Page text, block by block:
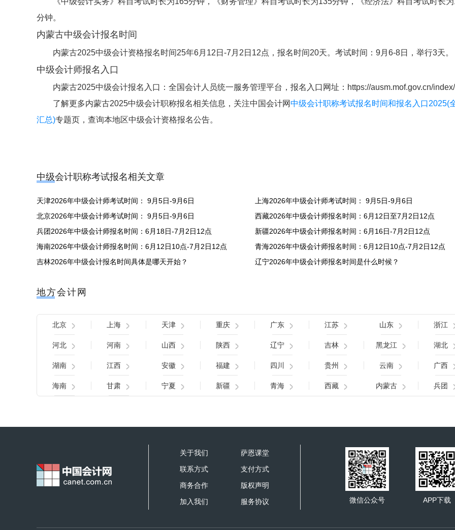
分钟。
内蒙古中级会计报名时间
内蒙古2025中级会计资格报名时间25年6月12日-7月2日12点，报名时间20天。考试时间：9月6-8日，举行3天。
中级会计师报名入口
内蒙古2025中级会计报名入口：全国会计人员统一服务管理平台，报名入口网址：https://ausm.mof.gov.cn/index/
了解更多内蒙古2025中级会计职称报名相关信息，关注中国会计网中级会计职称考试报名时间和报名入口2025(
汇总)专题页，查询本地区中级会计资格报名公告。
中级会计职称考试报名相关文章
天津2026年中级会计师考试时间： 9月5日-9月6日
上海2026年中级会计师考试时间： 9月5日-9月6日
北京2026年中级会计师考试时间： 9月5日-9月6日
西藏2026年中级会计师报名时间：6月12日至7月2日12点
兵团2026年中级会计师报名时间：6月18日-7月2日12点
新疆2026年中级会计师报名时间：6月16日-7月2日12点
海南2026年中级会计师报名时间：6月12日10点-7月2日12点
青海2026年中级会计师报名时间：6月12日10点-7月2日12点
吉林2026年中级会计报名时间具体是哪天开始？
辽宁2026年中级会计师报名时间是什么时候？
地方会计网
北京 上海 天津 重庆 广东 江苏 山东 浙江
河北 河南 山西 陕西 辽宁 吉林 黑龙江 湖北
湖南 江西 安徽 福建 四川 贵州 云南 广西
海南 甘肃 宁夏 新疆 青海 西藏 内蒙古 兵团
关于我们
萨恩课堂
联系方式
支付方式
商务合作
版权声明
加入我们
服务协议 微信公众号 APP下载